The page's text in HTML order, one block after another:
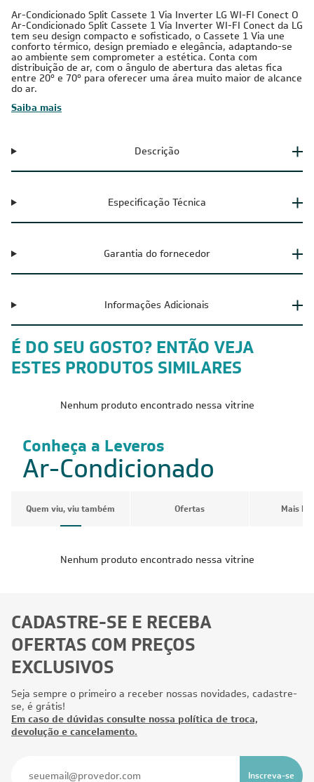
Ar-Condicionado Split Cassete 1 Via Inverter LG WI-FI Conect O
Ar-Condicionado Split Cassete 1 Via Inverter WI-FI Conect da LG
tem seu design compacto e sofisticado, o Cassete 1 Via une
conforto térmico, design premiado e elegância, adaptando-se
ao ambiente sem comprometer a estética. Conta com
distribuição de ar, com o ângulo de abertura das aletas fica
entre 20º e 70º para oferecer uma área muito maior de alcance
do ar.
Saiba mais
Descrição
Especificação Técnica
Garantia do fornecedor
Informações Adicionais
É DO SEU GOSTO? ENTÃO VEJA
ESTES PRODUTOS SIMILARES
Nenhum produto encontrado nessa vitrine
Conheça a Leveros
Ar-Condicionado
Quem viu, viu também Ofertas Mais
Nenhum produto encontrado nessa vitrine
CADASTRE-SE E RECEBA
OFERTAS COM PREÇOS
EXCLUSIVOS
Seja sempre o primeiro a receber nossas novidades, cadastre-
se, é grátis!
Em caso de dúvidas consulte nossa política de troca,
devolução e cancelamento.
Inscreva-se